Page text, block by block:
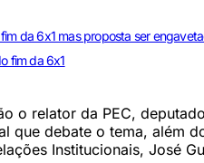
da 6x1 mas proposta ser
fim da 6x1
o relator da PEC,
que debate o tema, além
Institucionais, José